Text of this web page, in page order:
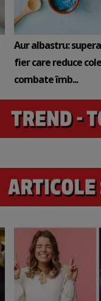
Aur albastru:
fier care reduce
combate îmb...